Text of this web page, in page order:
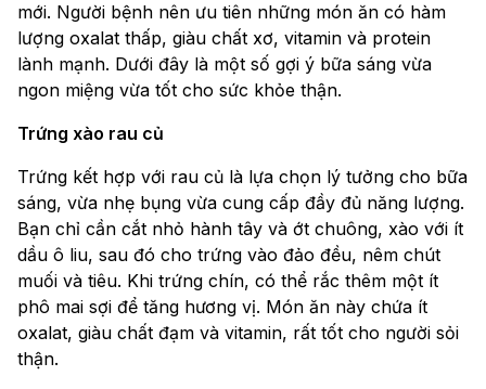
mới. Người bệnh nên ưu tiên những món ăn có hàm
lượng oxalat thấp, giàu chất xơ, vitamin và protein
lành mạnh. Dưới đây là một số gợi ý bữa sáng vừa
ngon miệng vừa tốt cho sức khỏe thận.
Trứng xào rau củ
Trứng kết hợp với rau củ là lựa chọn lý tưởng cho bữa
sáng, vừa nhẹ bụng vừa cung cấp đầy đủ năng lượng.
Bạn chỉ cần cắt nhỏ hành tây và ớt chuông, xào với ít
dầu ô liu, sau đó cho trứng vào đảo đều, nêm chút
muối và tiêu. Khi trứng chín, có thể rắc thêm một ít
phô mai sợi để tăng hương vị. Món ăn này chứa ít
oxalat, giàu chất đạm và vitamin, rất tốt cho người sỏi
thận.